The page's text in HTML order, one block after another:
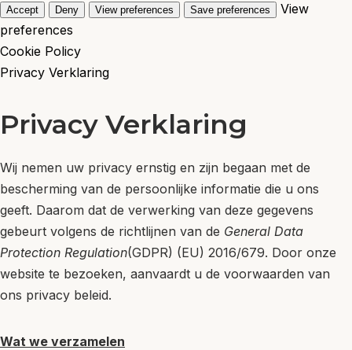
c
i
s
i
Accept Deny View preferences Save preferences
View
preferences
Cookie Policy
Privacy Verklaring
Privacy Verklaring
Wij nemen uw privacy ernstig en zijn begaan met de
bescherming van de persoonlijke informatie die u ons
geeft. Daarom dat de verwerking van deze gegevens
gebeurt volgens de richtlijnen van de General Data
Protection Regulation(GDPR) (EU) 2016/679. Door onze
website te bezoeken, aanvaardt u de voorwaarden van
ons privacy beleid.
Wat we verzamelen